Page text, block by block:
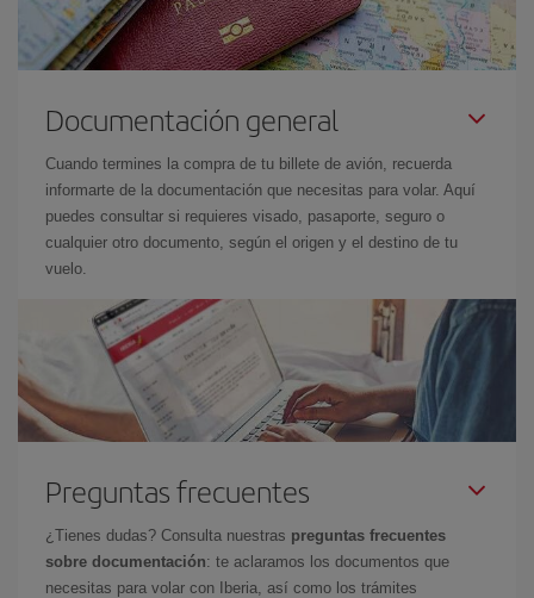
Documentación general
Cuando termines la compra de tu billete de avión, recuerda
informarte de la documentación que necesitas para volar. Aquí
puedes consultar si requieres visado, pasaporte, seguro o
cualquier otro documento, según el origen y el destino de tu
vuelo.
Preguntas frecuentes
¿Tienes dudas? Consulta nuestras preguntas frecuentes
sobre documentación: te aclaramos los documentos que
necesitas para volar con Iberia, así como los trámites